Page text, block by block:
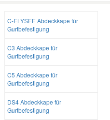
C-ELYSEE Abdeckkape für
Gurtbefestigung
C3 Abdeckkape für
Gurtbefestigung
C5 Abdeckkape für
Gurtbefestigung
DS4 Abdeckkape für
Gurtbefestigung